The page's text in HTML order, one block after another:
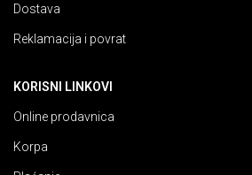
Dostava
Reklamacija i povrat
KORISNI LINKOVI
Online prodavnica
Korpa